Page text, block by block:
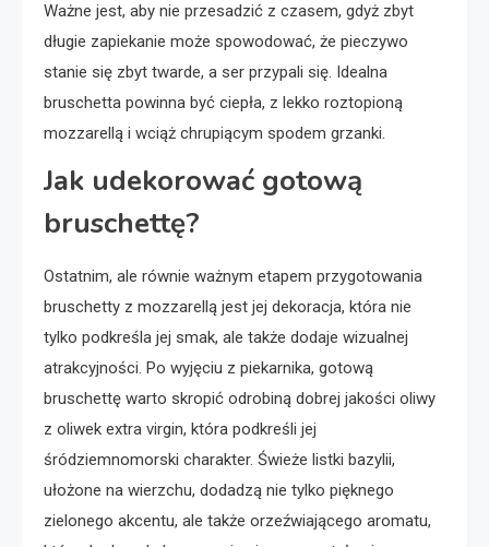
Ważne jest, aby nie przesadzić z czasem, gdyż zbyt
długie zapiekanie może spowodować, że pieczywo
stanie się zbyt twarde, a ser przypali się. Idealna
bruschetta powinna być ciepła, z lekko roztopioną
mozzarellą i wciąż chrupiącym spodem grzanki.
Jak udekorować gotową
bruschettę?
Ostatnim, ale równie ważnym etapem przygotowania
bruschetty z mozzarellą jest jej dekoracja, która nie
tylko podkreśla jej smak, ale także dodaje wizualnej
atrakcyjności. Po wyjęciu z piekarnika, gotową
bruschettę warto skropić odrobiną dobrej jakości oliwy
z oliwek extra virgin, która podkreśli jej
śródziemnomorski charakter. Świeże listki bazylii,
ułożone na wierzchu, dodadzą nie tylko pięknego
zielonego akcentu, ale także orzeźwiającego aromatu,